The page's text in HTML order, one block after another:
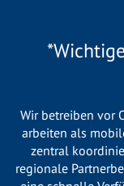
Wir betreiben vor
arbeiten als
zentral
regionale